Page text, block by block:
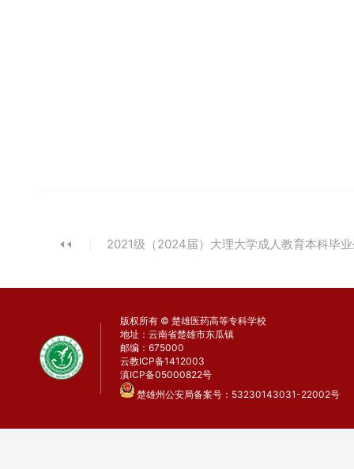
2021级（2024届）大理大学成人教育本科毕
事宜通知
版权所有 © 楚雄医药高等专科学校
地址：云南省楚雄市东瓜镇
邮编：675000
云教ICP备1412003
滇ICP备05000822号
楚雄州公安局备案号：53230143031-22002号